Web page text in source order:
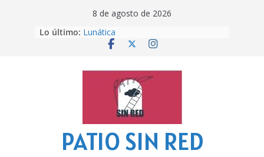
8 de agosto de 2026
Lo último: Lunática
Pero, hasta entonces…
‘La broma infinita’ de recomendar
lecturas veraniegas
Otra del Mundial
PATIO SIN RED